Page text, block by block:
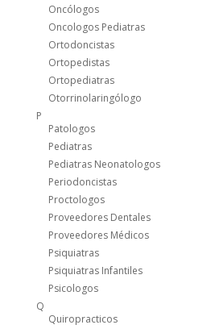
Oncólogos
Oncologos Pediatras
Ortodoncistas
Ortopedistas
Ortopediatras
Otorrinolaringólogo
P
Patologos
Pediatras
Pediatras Neonatologos
Periodoncistas
Proctologos
Proveedores Dentales
Proveedores Médicos
Psiquiatras
Psiquiatras Infantiles
Psicologos
Q
Quiropracticos